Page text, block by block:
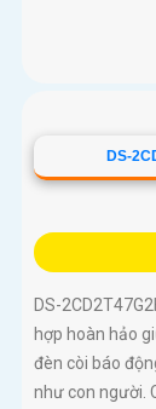
DS-
DS-
hợp hoàn hảo
đèn còi báo
như con người.